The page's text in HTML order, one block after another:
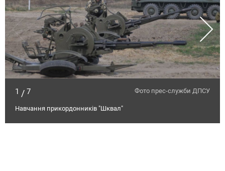
1 / 7 Фото прес-служби ДПСУ
Навчання прикордонників "Шквал"